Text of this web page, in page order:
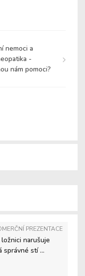
nemoci a
-
nám pomoci?
PREZENTACE
narušuje
správné stí ...